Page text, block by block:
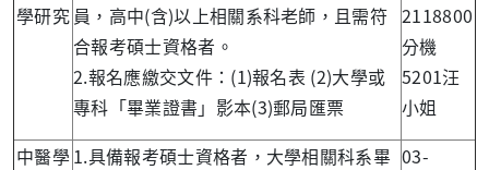
學研究 員，高中(含)以上相關系科老師，且需符
合報考碩士資格者。
2.報名應繳交文件：(1)報名表 (2)大學或
專科「畢業證書」影本(3)郵局匯票
2118800
分機
5201汪
小姐
中醫學1.具備報考碩士資格者，大學相關科系畢 03-